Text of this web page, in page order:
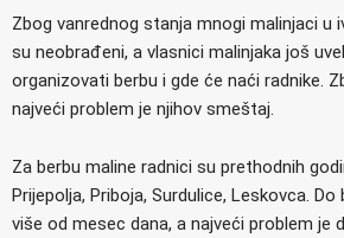
Zbog vanrednog stanja mnogi malinjaci u
su neobrađeni, a vlasnici malinjaka još
organizovati berbu i gde će naći radnike.
najveći problem je njihov smeštaj.
Za berbu maline radnici su prethodnih
Prijepolja, Priboja, Surdulice, Leskovca.
više od mesec dana, a najveći problem je